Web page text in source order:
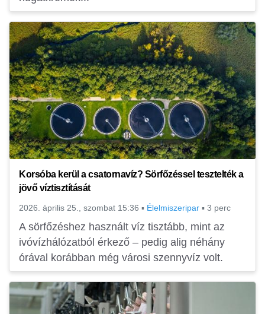
Korsóba kerül a csatornavíz? Sörfőzéssel tesztelték a
jövő víztisztítását
2026. április 25., szombat 15:36 ▪ Élelmiszeripar ▪ 3 perc
A sörfőzéshez használt víz tisztább, mint az
ivóvízhálózatból érkező – pedig alig néhány
órával korábban még városi szennyvíz volt.